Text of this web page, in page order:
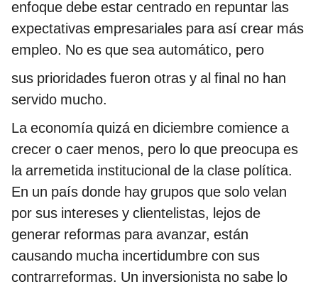
enfoque debe estar centrado en repuntar las
expectativas empresariales para así crear más
empleo. No es que sea automático, pero
sus prioridades fueron otras y al final no han
servido mucho.
La economía quizá en diciembre comience a
crecer o caer menos, pero lo que preocupa es
la arremetida institucional de la clase política.
En un país donde hay grupos que solo velan
por sus intereses y clientelistas, lejos de
generar reformas para avanzar, están
causando mucha incertidumbre con sus
contrarreformas. Un inversionista no sabe lo